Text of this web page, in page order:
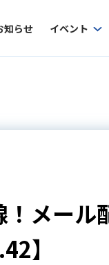
知らせ イベント
メール
】